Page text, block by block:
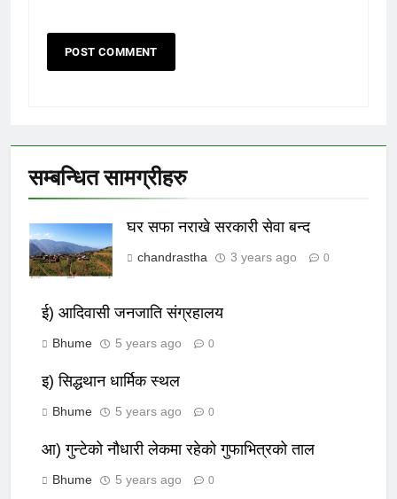
सम्बन्धित सामग्रीहरु
घर सफा नराखे सरकारी सेवा बन्द
chandrastha 3 years ago 0
ई) आदिवासी जनजाति संग्रहालय
Bhume 5 years ago 0
इ) सिद्धथान धार्मिक स्थल
Bhume 5 years ago 0
आ) गुन्टेको नौधारी लेकमा रहेको गुफाभित्रको ताल
Bhume 5 years ago 0